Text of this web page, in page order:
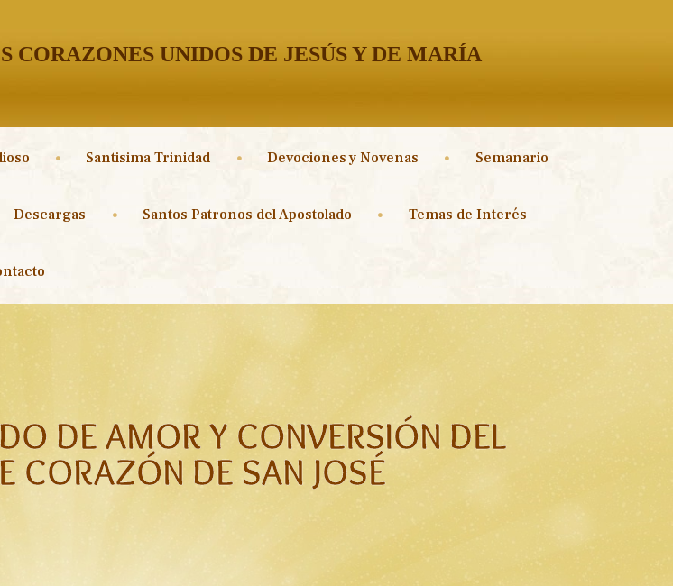
CORAZONES UNIDOS DE JESÚS Y DE MARÍA
Santisima Trinidad Devociones y Novenas Semanario
Descargas Santos Patronos del Apostolado Temas de Interés
DE AMOR Y CONVERSIÓN DEL
CORAZÓN DE SAN JOSÉ